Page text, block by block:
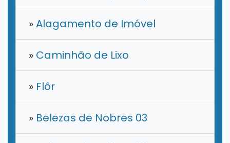
»Alagamento de Imóvel
» Caminhão de Lixo
» Flôr
» Belezas de Nobres 03